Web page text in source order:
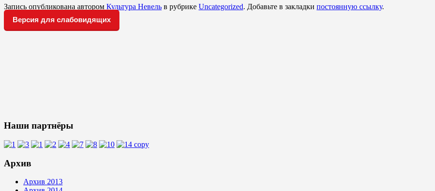
Запись опубликована автором Культура Невель в рубрике Uncategorized. Добавьте в закладки постоянную ссылку.
Версия для слабовидящих
Наши партнёры
Архив
Архив 2013